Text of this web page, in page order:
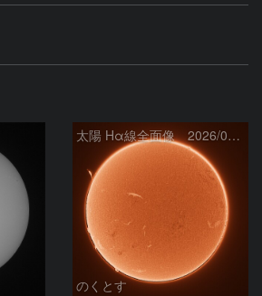
太陽 Hα線全面像 2026/08/08
のくとす